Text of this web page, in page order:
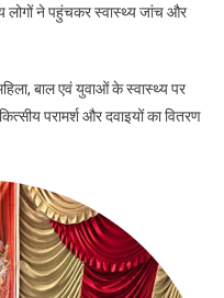
लाभ
लोगों ने पहुंचकर स्वास्थ्य जांच और
बाल एवं युवाओं के स्वास्थ्य पर
परामर्श और दवाइयों का वितरण